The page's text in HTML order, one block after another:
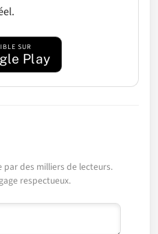
SUR
Play
par des milliers de lecteurs.
respectueux.